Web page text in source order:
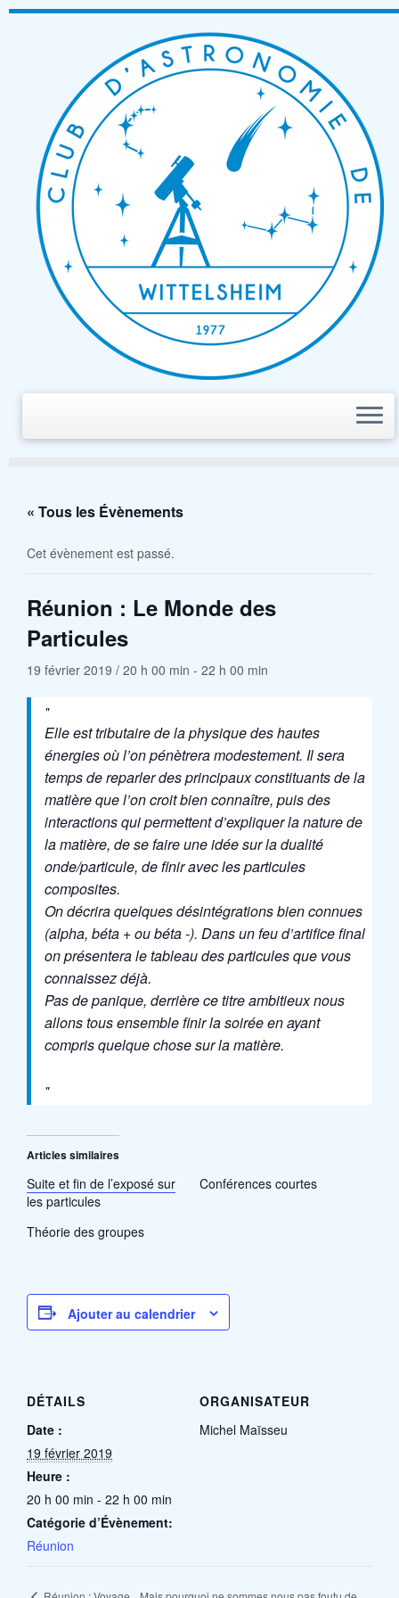
Passer
« Tous les Évènements
Cet évènement est passé.
Réunion : Le Monde des
Particules
19 février 2019 / 20 h 00 min - 22 h 00 min
Elle est tributaire de la physique des hautes
énergies où l’on pénètrera modestement. Il sera
temps de reparler des principaux constituants de la
matière que l’on croit bien connaître, puis des
interactions qui permettent d’expliquer la nature de
la matière, de se faire une idée sur la dualité
onde/particule, de finir avec les particules
composites.
On décrira quelques désintégrations bien connues
(alpha, béta + ou béta -). Dans un feu d’artifice final
on présentera le tableau des particules que vous
connaissez déjà.
Pas de panique, derrière ce titre ambitieux nous
allons tous ensemble finir la soirée en ayant
compris quelque chose sur la matière.
Articles similaires
Suite et fin de l’exposé sur
les particules
Conférences courtes
Théorie des groupes
Ajouter au calendrier
DÉTAILS
Date :
19 février 2019
Heure :
20 h 00 min - 22 h 00 min
Catégorie d’Évènement:
Réunion
ORGANISATEUR
Michel Maïsseu